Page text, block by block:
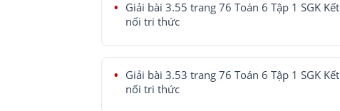
Giải bài 3.55 trang 76 Toán 6 Tập 1 SGK Kết
nối tri thức
Giải bài 3.53 trang 76 Toán 6 Tập 1 SGK Kết
nối tri thức